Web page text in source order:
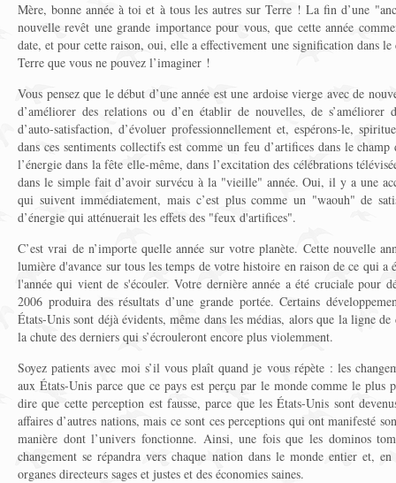
Mère, bonne année à toi et à tous les autres sur Terre ! La fin d’une
nouvelle revêt une grande importance pour vous, que cette année
date, et pour cette raison, oui, elle a effectivement une signification dans
Terre que vous ne pouvez l’imaginer !
Vous pensez que le début d’une année est une ardoise vierge avec de
d’améliorer des relations ou d’en établir de nouvelles, de s’améliorer
d’auto-satisfaction, d’évoluer professionnellement et, espérons-le,
dans ces sentiments collectifs est comme un feu d’artifices dans le
l’énergie dans la fête elle-même, dans l’excitation des célébrations
dans le simple fait d’avoir survécu à la "vieille" année. Oui, il y a une
qui suivent immédiatement, mais c’est plus comme un "waouh" de
d’énergie qui atténuerait les effets des "feux d'artifices".
C’est vrai de n’importe quelle année sur votre planète. Cette nouvelle
lumière d'avance sur tous les temps de votre histoire en raison de ce qui a
l'année qui vient de s'écouler. Votre dernière année a été cruciale pour
2006 produira des résultats d’une grande portée. Certains
États-Unis sont déjà évidents, même dans les médias, alors que la ligne
la chute des derniers qui s’écrouleront encore plus violemment.
Soyez patients avec moi s’il vous plaît quand je vous répète : les
aux États-Unis parce que ce pays est perçu par le monde comme le plus
dire que cette perception est fausse, parce que les États-Unis sont
affaires d’autres nations, mais ce sont ces perceptions qui ont manifesté
manière dont l’univers fonctionne. Ainsi, une fois que les dominos
changement se répandra vers chaque nation dans le monde entier et,
organes directeurs sages et justes et des économies saines.